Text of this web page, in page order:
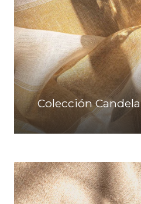
Colección Candela